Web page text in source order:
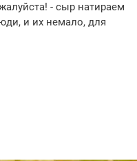
- сыр натираем
и их немало, для